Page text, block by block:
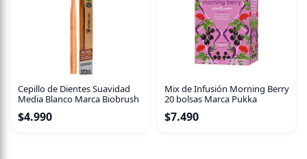
Cepillo de Dientes Suavidad
Media Blanco Marca Biobrush
$4.990
Mix de Infusión Morning Berry
20 bolsas Marca Pukka
$7.490